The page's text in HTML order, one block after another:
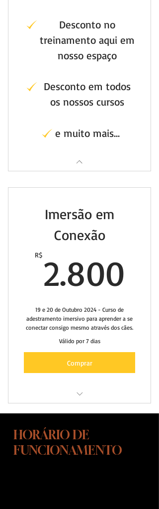
Desconto no
treinamento aqui em
nosso espaço
Desconto em todos
os nossos cursos
e muito mais...
Imersão em
Conexão
R$ 2.800
19 e 20 de Outubro 2024 - Curso de
adestramento imersivo para aprender a se
conectar consigo mesmo através dos cães.
Válido por 7 dias
Comprar
Imersão em conexão
atraves dos cães
HORÁRIO DE
FUNCIONAMENTO